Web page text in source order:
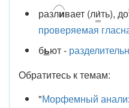
разливает (ли́ть), до
проверяемая
бьют -
Обратитесь к темам:
"Морфемный